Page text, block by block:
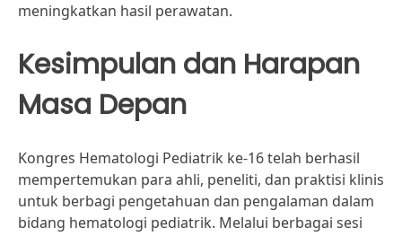
meningkatkan hasil perawatan.
Kesimpulan dan Harapan
Masa Depan
Kongres Hematologi Pediatrik ke-16 telah berhasil
mempertemukan para ahli, peneliti, dan praktisi klinis
untuk berbagi pengetahuan dan pengalaman dalam
bidang hematologi pediatrik. Melalui berbagai sesi